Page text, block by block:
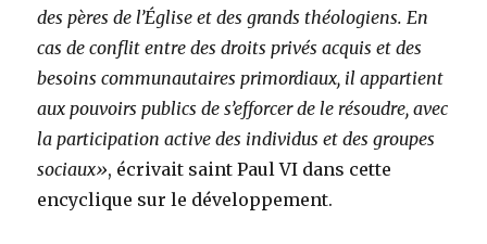
des pères de l’Église et des grands théologiens. En
cas de conflit entre des droits privés acquis et des
besoins communautaires primordiaux, il appartient
aux pouvoirs publics de s’efforcer de le résoudre, avec
la participation active des individus et des groupes
sociaux», écrivait saint Paul VI dans cette
encyclique sur le développement.